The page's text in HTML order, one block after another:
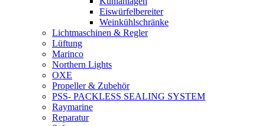
Eiswürfelbereiter
Weinkühlschränke
Lichtmaschinen & Regler
Lüftung
Marinco
Northern Lights
OXE
Propeller & Zubehör
PSS- PACKLESS SEALING SYSTEM
Raymarine
Reparatur